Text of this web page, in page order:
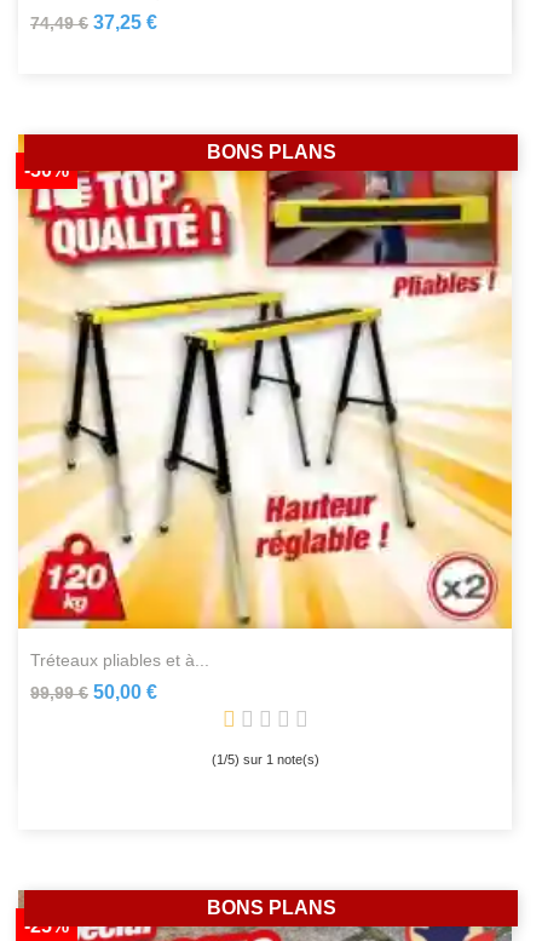
74,49 € 37,25 €
tréteaux pliables et à...
99,99 €
-50%
50,00 €
(1/5) sur 1note(s)
BONS PLANS
-25%
BONS PLANS